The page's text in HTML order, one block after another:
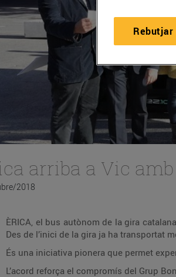
arriba a Vic
2018
ÈRICA, el bus autònom de la gira
Des de l’inici de la gira ja ha transportat
És una iniciativa pionera que permet
L’acord reforça el compromís del Grup
Rebutjar